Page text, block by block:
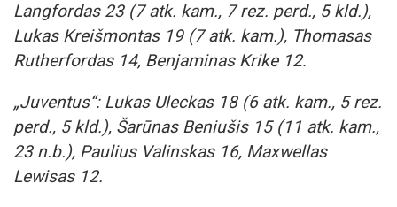
Langfordas 23 (7 atk. kam., 7 rez. perd., 5 kld.),
Lukas Kreišmontas 19 (7 atk. kam.), Thomasas
Rutherfordas 14, Benjaminas Krike 12.
„Juventus“: Lukas Uleckas 18 (6 atk. kam., 5 rez.
perd., 5 kld.), Šarūnas Beniušis 15 (11 atk. kam.,
23 n.b.), Paulius Valinskas 16, Maxwellas
Lewisas 12.